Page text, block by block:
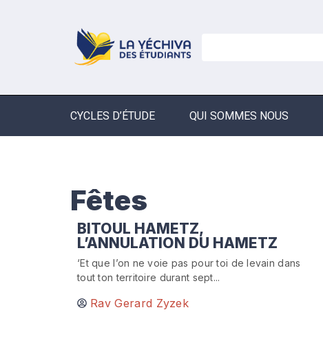
CYCLES D’ÉTUDE QUI SOMMES NOUS
Fêtes
BITOUL HAMETZ,
L’ANNULATION DU HAMETZ
‘Et que l’on ne voie pas pour toi de levain dans
tout ton territoire durant sept...
Rav Gerard Zyzek